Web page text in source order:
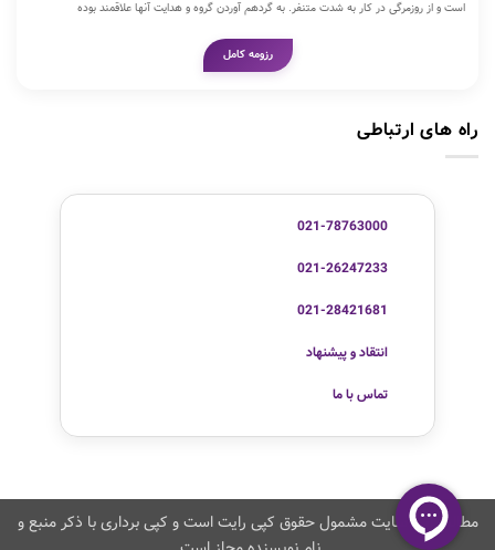
است و از روزمرگی در کار به شدت متنفر. به گردهم آوردن گروه و هدایت آنها علاقمند بوده
رزومه کامل
راه های ارتباطی
021-78763000
021-26247233
021-28421681
انتقاد و پیشنهاد
تماس با ما
مطالب این سایت مشمول حقوق کپی رایت است و کپی برداری با ذکر منبع و